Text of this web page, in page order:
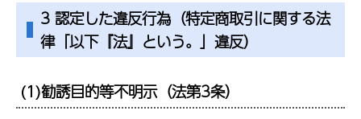
3 認定した違反行為（特定商取引に関する法
律「以下『法』という。」違反）
(1)勧誘目的等不明示（法第3条）